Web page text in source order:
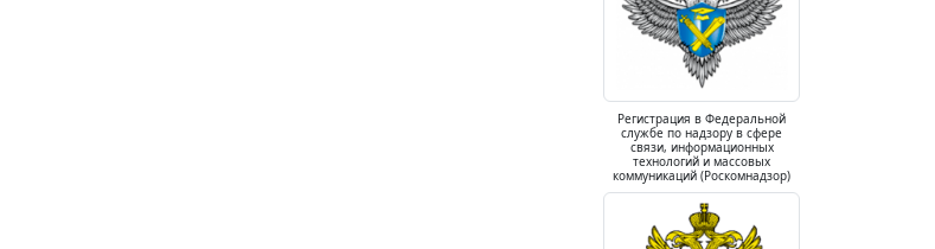
Регистрация в Федеральной
службе по надзору в сфере
связи, информационных
технологий и массовых
коммуникаций (Роскомнадзор)